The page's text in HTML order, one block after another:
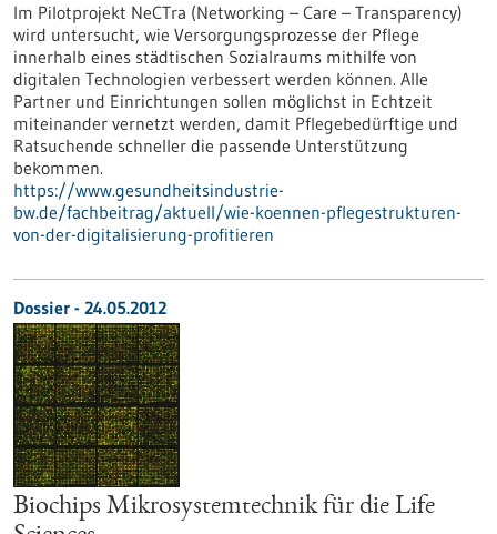
Im Pilotprojekt NeCTra (Networking – Care – Transparency)
wird untersucht, wie Versorgungsprozesse der Pflege
innerhalb eines städtischen Sozialraums mithilfe von
digitalen Technologien verbessert werden können. Alle
Partner und Einrichtungen sollen möglichst in Echtzeit
miteinander vernetzt werden, damit Pflegebedürftige und
Ratsuchende schneller die passende Unterstützung
bekommen.
https://www.gesundheitsindustrie-
bw.de/fachbeitrag/aktuell/wie-koennen-pflegestrukturen-
von-der-digitalisierung-profitieren
Dossier - 24.05.2012
Biochips Mikrosystemtechnik für die Life